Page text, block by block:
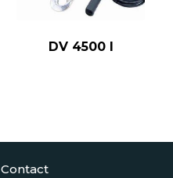
DV 4500 I
Contact